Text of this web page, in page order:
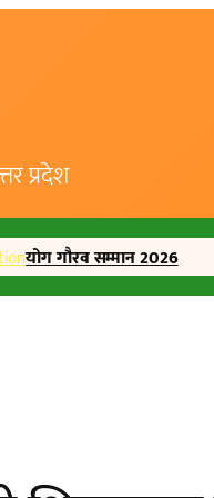
प्रदेश
योग गौरव सम्मान 2026